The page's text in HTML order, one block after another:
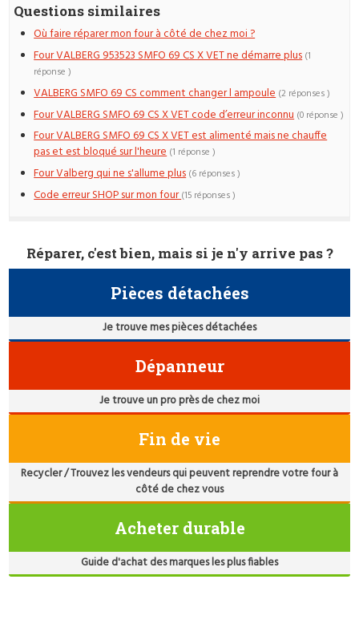
Questions similaires
Où faire réparer mon four à côté de chez moi ?
Four VALBERG 953523 SMFO 69 CS X VET ne démarre plus (1
réponse )
VALBERG SMFO 69 CS comment changer l ampoule (2 réponses )
Four VALBERG SMFO 69 CS X VET code d’erreur inconnu (0 réponse )
Four VALBERG SMFO 69 CS X VET est alimenté mais ne chauffe
pas et est bloqué sur l'heure (1 réponse )
Four Valberg qui ne s'allume plus (6 réponses )
Code erreur SHOP sur mon four(15 réponses )
Réparer, c'est bien, mais si je n'y arrive pas ?
Pièces détachées
Je trouve mes pièces détachées
Dépanneur
Je trouve un pro près de chez moi
Fin de vie
Recycler / Trouvez les vendeurs qui peuvent reprendre votre four à
côté de chez vous
Acheter durable
Guide d'achat des marques les plus fiables